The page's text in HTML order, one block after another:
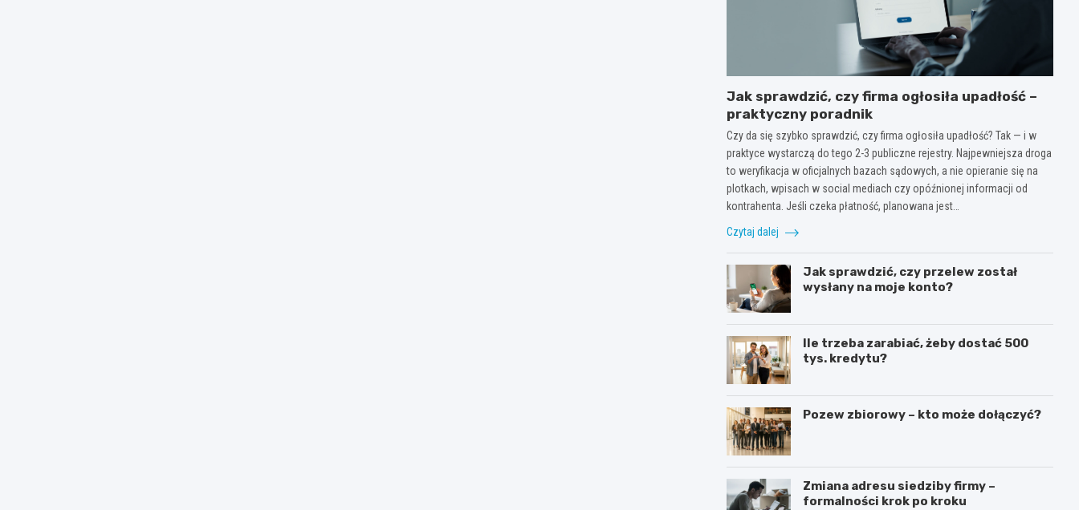
Jak sprawdzić, czy firma ogłosiła upadłość –
praktyczny poradnik
Czy da się szybko sprawdzić, czy firma ogłosiła upadłość? Tak — i w
praktyce wystarczą do tego 2-3 publiczne rejestry. Najpewniejsza droga
to weryfikacja w oficjalnych bazach sądowych, a nie opieranie się na
plotkach, wpisach w social mediach czy opóźnionej informacji od
kontrahenta. Jeśli czeka płatność, planowana jest…
Czytaj dalej
Jak sprawdzić, czy przelew został
wysłany na moje konto?
Ile trzeba zarabiać, żeby dostać 500
tys. kredytu?
Pozew zbiorowy – kto może dołączyć?
Zmiana adresu siedziby firmy –
formalności krok po kroku